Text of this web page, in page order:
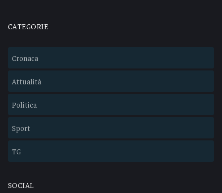
CATEGORIE
Cronaca
Attualità
Politica
Sport
TG
SOCIAL